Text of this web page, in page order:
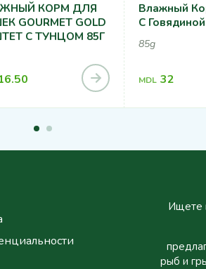
КОРМ ДЛЯ
GOURMET GOLD
С ТУНЦОМ 85Г
Влажный
С Говядиной
85g
MDL 32
Ищете
рыб и